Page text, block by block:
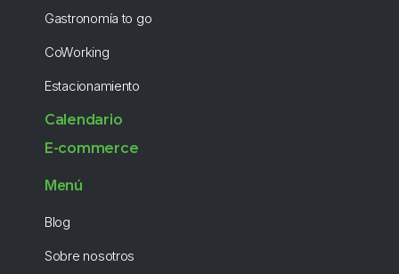
Gastronomía to go
CoWorking
Estacionamiento
Calendario
E-commerce
Menú
Blog
Sobre nosotros